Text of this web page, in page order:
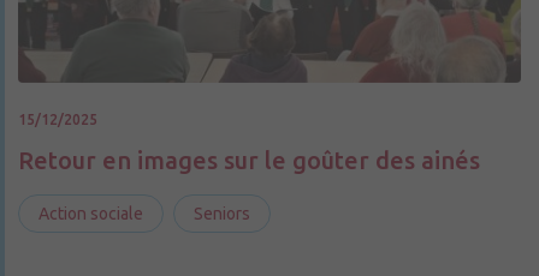
15/12/2025
Retour en images sur le goûter des ainés
Action sociale Seniors